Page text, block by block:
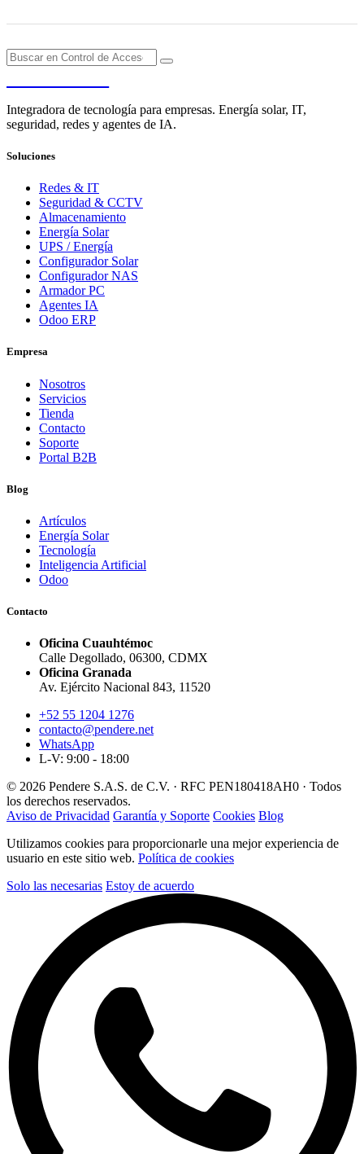
Integradora de tecnología para empresas. Energía solar, IT,
seguridad, redes y agentes de IA.
Soluciones
Redes & IT
Seguridad & CCTV
Almacenamiento
Energía Solar
UPS / Energía
Configurador Solar
Configurador NAS
Armador PC
Agentes IA
Odoo ERP
Empresa
Nosotros
Servicios
Tienda
Contacto
Soporte
Portal B2B
Blog
Artículos
Energía Solar
Tecnología
Inteligencia Artificial
Odoo
Contacto
Oficina Cuauhtémoc
Calle Degollado, 06300, CDMX
Oficina Granada
Av. Ejército Nacional 843, 11520
+52 55 1204 1276
contacto@pendere.net
WhatsApp
L-V: 9:00 - 18:00
© 2026 Pendere S.A.S. de C.V. · RFC PEN180418AH0 · Todos
los derechos reservados.
Aviso de Privacidad Garantía y Soporte Cookies Blog
Utilizamos cookies para proporcionarle una mejor experiencia de
usuario en este sitio web. Política de cookies
Solo las necesarias Estoy de acuerdo